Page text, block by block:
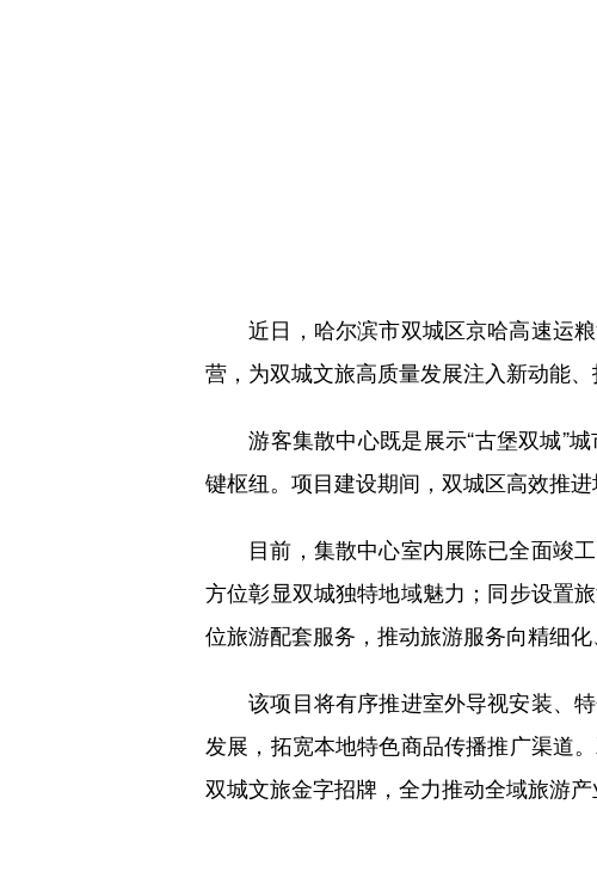
近日，哈尔滨市双城区京哈高速运粮
营，为双城文旅高质量发展注入新动能、
游客集散中心既是展示“古堡双城”城
键枢纽。项目建设期间，双城区高效推
目前，集散中心室内展陈已全面竣工
方位彰显双城独特地域魅力；同步设置
位旅游配套服务，推动旅游服务向精细化
该项目将有序推进室外导视安装、特
发展，拓宽本地特色商品传播推广渠道
双城文旅金字招牌，全力推动全域旅游